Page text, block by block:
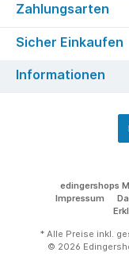
Zahlungsarten
Sicher Einkaufen
Informationen
edingershops
Impressum
* Alle Preise inkl.
© 2026